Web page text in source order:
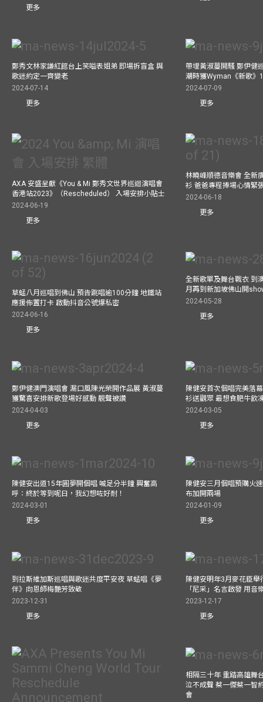
更多
鄭秀文林家謙紅館台上笑嗌表姐弟 即場拆盲盒 與
歌迷約定一齊變老
2024-07-14
更多
帶埋黃淑蔓開騷 鄭伊健
潮時獲Wyman《新歌》
2024-07-09
更多
AXA 安盛呈獻《You & Mi 鄭秀文世界巡迴演唱會
香港站2023》（Rescheduled） 入場安排小貼士
2024-06-19
更多
林曉峰順德音樂會 全新
衫 爸爸專程捧場心情緊
2024-06-18
更多
草蜢八月巡唱到佛山 預告跳唱逾100分鐘 地鐵站
應援佈置打卡 啟動抖音公號爆私密
2024-06-16
更多
全新歌單及舞台戰衣 到
月再到新加坡佛山開
2024-05-28
更多
鄭伊健澳門演唱會 漏口風陳光榮開作品展 黃淑蔓
獲驚喜安排新歌登場好感動 靚聲被讚
2024-04-03
更多
陳健安首次個唱完美落
衫送觀眾 最想食肥牛飲
2024-03-05
更多
陳健安出道15年圓夢開個唱 喊足分半鐘 興奮高
呼：終於等到呢日，我幻想咗好耐！
2024-03-01
更多
陳健安三月個唱預購火
布加開兩場
2024-01-09
更多
到拉斯維加斯巡唱與歌迷共度平安夜 草蜢唱《夢
伴》向恩師梅艷芳致敬
2023-12-31
更多
陳健安明年3月麥花臣
「尼采」名言啟發 用音
2023-12-17
更多
相隔三十年 重踏高雄舞
泣不成聲 蔡一傑蔡一智
會